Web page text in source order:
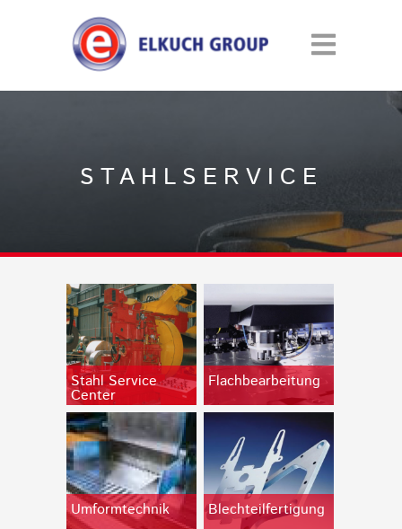
STAHLSERVICE
Stahl Service
Center
Flachbearbeitung
Umformtechnik Blechteilfertigung